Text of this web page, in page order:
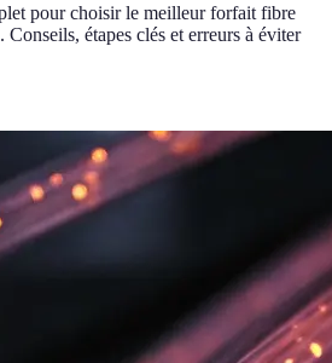
pour choisir le meilleur forfait fibre
étapes clés et erreurs à éviter